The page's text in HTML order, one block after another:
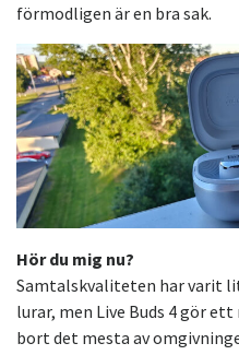
förmodligen är en bra sak.
Hör du mig nu?
Samtalskvaliteten har varit
lurar, men Live Buds 4 gör
bort det mesta av